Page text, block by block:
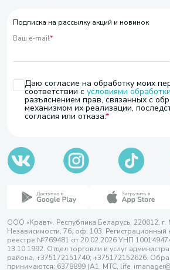
Подписка на рассылку акций и новинок
Ваш e-mail*
Даю согласие на обработку моих
соответствии с условиями обработки
разъяснением прав, связанных с
механизмом их реализации,
согласия или отказа.
ООО «Кравт». Республика Беларусь, 220012, г.
Независимости, 76, оф. 103.
реестре №769481 от 20.02.2026 УНП
13.10.1992. Отдел торговли и услуг
района, +375172151740; +375172152626.
принимаются: 6378899 (А1, МТС, life,